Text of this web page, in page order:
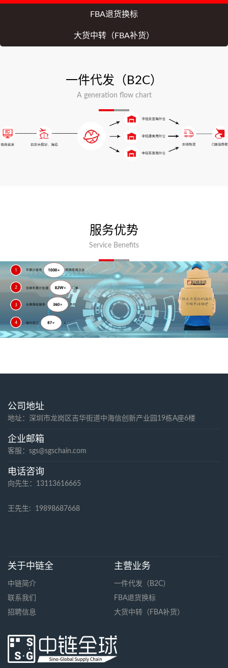
FBA退货换标
大货中转（FBA补货）
一件代发（B2C）
A generation flow chart
服务优势
Service Benefits
公司地址
地址：深圳市龙岗区吉华街道中海信创新产业园19栋A座6楼
企业邮箱
客服：sgs@sgschain.com
电话咨询
向先生：13113616665
王先生: 19898687668
关于中链全
中链简介
联系我们
招聘信息
主营业务
一件代发（B2C）
FBA退货换标
大货中转（FBA补货）